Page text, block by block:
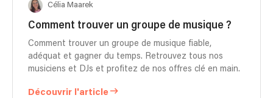
Célia Maarek
Comment trouver un groupe de musique ?
Comment trouver un groupe de musique fiable,
adéquat et gagner du temps. Retrouvez tous nos
musiciens et DJs et profitez de nos offres clé en main.
Découvrir l'article